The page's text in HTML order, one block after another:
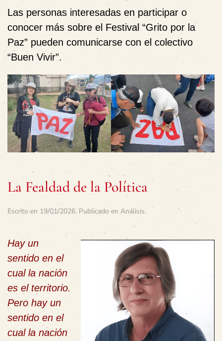
Las personas interesadas en participar o
conocer más sobre el Festival “Grito por la
Paz” pueden comunicarse con el colectivo
“Buen Vivir”.
La Fealdad de la Política
Escrito en 19/01/2026. Publicado en Análisis.
Hay un
sentido en el
cual la nación
es el territorio.
Pero hay un
sentido en el
cual la nación